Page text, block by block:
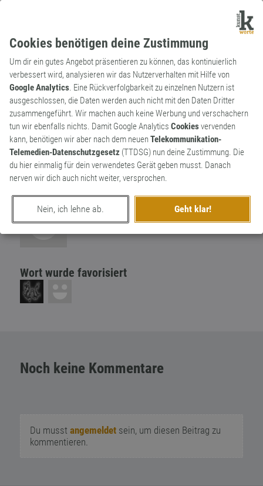
Cookies benötigen deine Zustimmung
Um dir ein gutes Angebot präsentieren zu können, das kontinuierlich
verbessert wird, analysieren wir das Nutzerverhalten mit Hilfe von
Google Analytics. Eine Rückverfolgbarkeit zu einzelnen Nutzern ist
ausgeschlossen, die Daten werden auch nicht mit den Daten Dritter
zusammengeführt. Wir machen auch keine Werbung und verschachern
tun wir ebenfalls nichts. Damit Google Analytics Cookiesvervenden
kann, benötigen wir aber nach dem neuenTelekommunikation-
Telemedien-Datenschutzgesetz (TTDSG) nun deine Zustimmung. Die
du hier einmalig für dein verwendetes Gerät geben musst. Danach
nerven wir dich auch nicht weiter, versprochen.
Nein, ich lehne ab. Geht klar!
Neologismus
Redewendung
bleib negativ
Verabschiedung oder Wunsch während der
COVID-19-Pandemie; negativ spielt hierbei
auf ein negatives Testergebnis an
2
erschaffen von
Wortschaffer
am 30. März 2021
Wort wurde favorisiert
Noch keine Kommentare
Du musst angemeldetsein, um diesen Beitrag zu
kommentieren.